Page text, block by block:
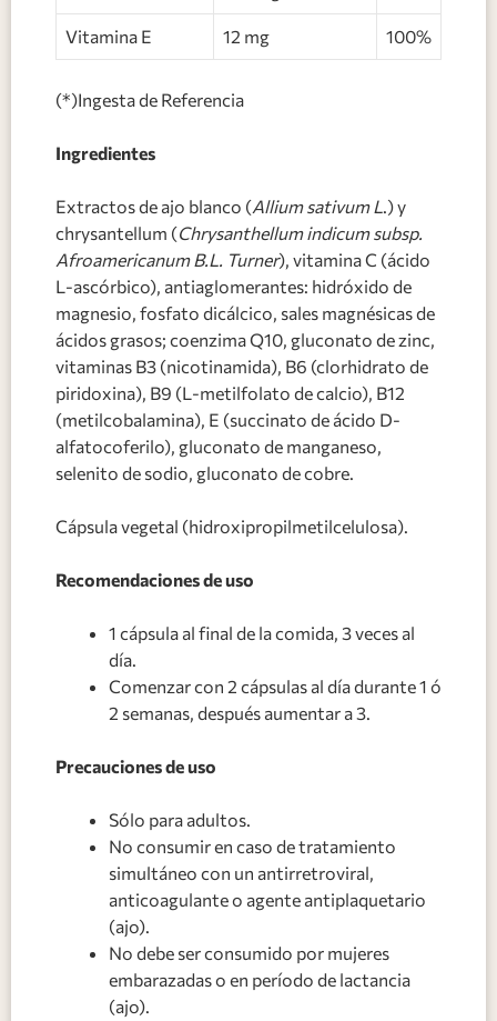
Vitamina E 12 mg 100%
(*)Ingesta de Referencia
Ingredientes
Extractos de ajo blanco (Allium sativum L.) y
chrysantellum (Chrysanthellum indicum subsp.
Afroamericanum B.L. Turner), vitamina C (ácido
L-ascórbico), antiaglomerantes: hidróxido de
magnesio, fosfato dicálcico, sales magnésicas de
ácidos grasos; coenzima Q10, gluconato de zinc,
vitaminas B3 (nicotinamida), B6 (clorhidrato de
piridoxina), B9 (L-metilfolato de calcio), B12
(metilcobalamina), E (succinato de ácido D-
alfatocoferilo), gluconato de manganeso,
selenito de sodio, gluconato de cobre.
Cápsula vegetal (hidroxipropilmetilcelulosa).
Recomendaciones de uso
1 cápsula al final de la comida, 3 veces al
día.
Comenzar con 2 cápsulas al día durante 1 ó
2 semanas, después aumentar a 3.
Precauciones de uso
Sólo para adultos.
No consumir en caso de tratamiento
simultáneo con un antirretroviral,
anticoagulante o agente antiplaquetario
(ajo).
No debe ser consumido por mujeres
embarazadas o en período de lactancia
(ajo).